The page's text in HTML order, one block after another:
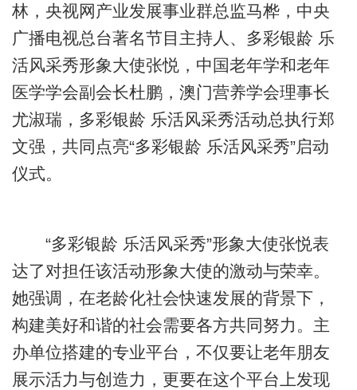
林，央视网产业发展事业群总监马桦，中央
广播电视总台著名节目主持人、多彩银龄 乐
活风采秀形象大使张悦，中国老年学和老年
医学学会副会长杜鹏，澳门营养学会理事长
尤淑瑞，多彩银龄 乐活风采秀活动总执行郑
文强，共同点亮“多彩银龄 乐活风采秀”启动
仪式。
“多彩银龄 乐活风采秀”形象大使张悦表
达了对担任该活动形象大使的激动与荣幸。
她强调，在老龄化社会快速发展的背景下，
构建美好和谐的社会需要各方共同努力。主
办单位搭建的专业平台，不仅要让老年朋友
展示活力与创造力，更要在这个平台上发现